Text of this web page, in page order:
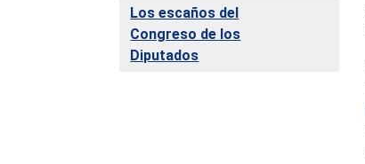
Los escaños del
Congreso de los
Diputados